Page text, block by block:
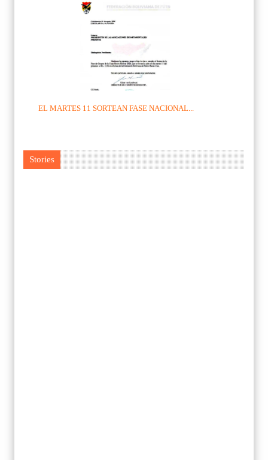
EL MARTES 11 SORTEAN FASE NACIONAL...
Stories